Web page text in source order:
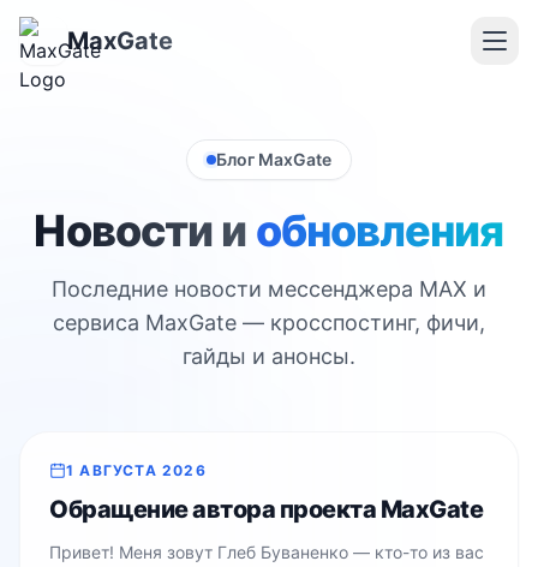
MaxGate
Блог MaxGate
Новости и обновления
Последние новости мессенджера MAX и
сервиса MaxGate — кросспостинг, фичи,
гайды и анонсы.
Свежее
1 АВГУСТА 2026
Обращение автора проекта MaxGate
Привет! Меня зовут Глеб Буваненко — кто-то из вас